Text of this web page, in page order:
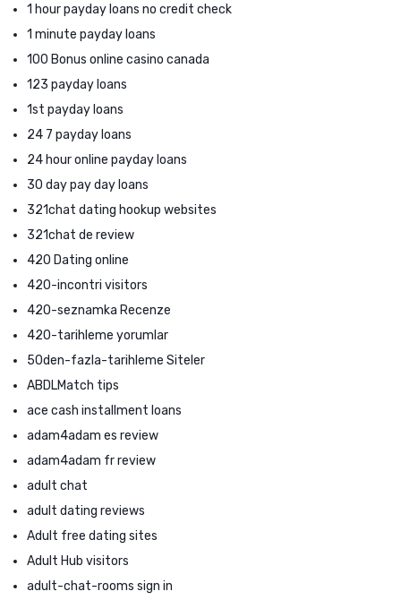
1 hour payday loans no credit check
1 minute payday loans
100 Bonus online casino canada
123 payday loans
1st payday loans
24 7 payday loans
24 hour online payday loans
30 day pay day loans
321chat dating hookup websites
321chat de review
420 Dating online
420-incontri visitors
420-seznamka Recenze
420-tarihleme yorumlar
50den-fazla-tarihleme Siteler
ABDLMatch tips
ace cash installment loans
adam4adam es review
adam4adam fr review
adult chat
adult dating reviews
Adult free dating sites
Adult Hub visitors
adult-chat-rooms sign in